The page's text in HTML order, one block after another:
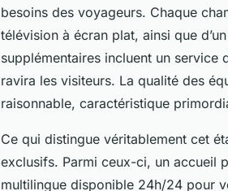
besoins des voyageurs. Chaque
télévision à écran plat, ainsi que
supplémentaires incluent un service
ravira les visiteurs. La qualité des
raisonnable, caractéristique
Ce qui distingue véritablement cet
exclusifs. Parmi ceux-ci, un accueil
multilingue disponible 24h/24 pour